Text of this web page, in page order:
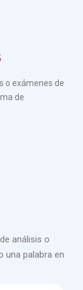
o exámenes de
de
análisis o
una palabra en